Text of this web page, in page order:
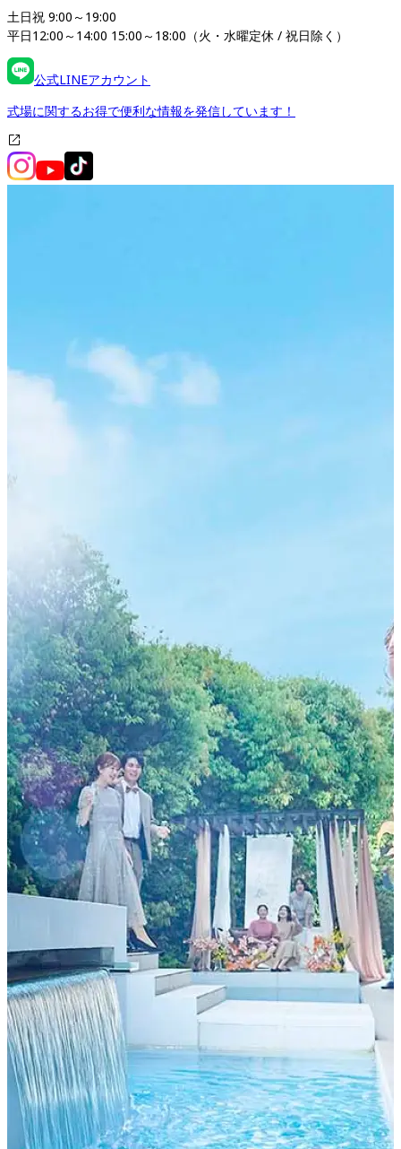
土日祝 9:00～19:00
平日12:00～14:00 15:00～18:00（火・水曜定休 / 祝日除く）
公式LINEアカウント
式場に関するお得で便利な情報を発信しています！